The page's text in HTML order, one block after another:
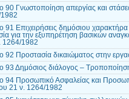
90 Γνωστοποίηση απεργίας και
91 Επιχειρήσεις δημόσιου χαρακτήρα
για την εξυπηρέτηση βασικών
1264/1982
92 Προστασία δικαιώματος στην
93 Δημόσιος διάλογος –
94 Προσωπικό Ασφαλείας και
21 ν. 1264/1982